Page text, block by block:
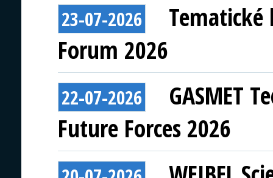
23-07-2026
Tematické
Forum 2026
22-07-2026
GASMET
Future Forces 2026